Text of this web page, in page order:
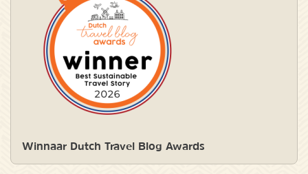
Winnaar Dutch Travel Blog Awards